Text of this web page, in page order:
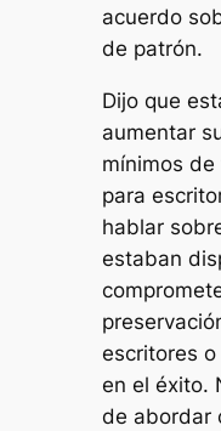
acuerdo
de patrón.
Dijo que
aumentar
mínimos
para
hablar
estaban
escritores o
en el éxito.
de abordar